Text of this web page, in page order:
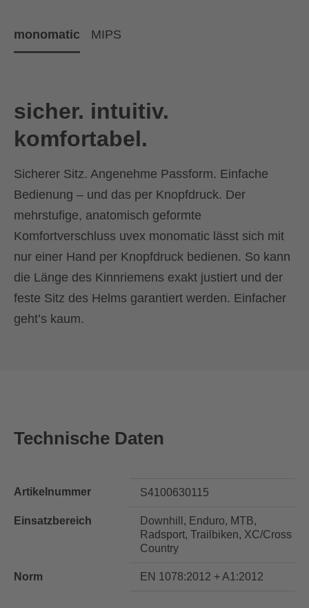
monomatic MIPS
sicher. intuitiv.
komfortabel.
Sicherer Sitz. Angenehme Passform. Einfache
Bedienung – und das per Knopfdruck. Der
mehrstufige, anatomisch geformte
Komfortverschluss uvex monomatic lässt sich mit
nur einer Hand per Knopfdruck bedienen. So kann
die Länge des Kinnriemens exakt justiert und der
feste Sitz des Helms garantiert werden. Einfacher
geht’s kaum.
Technische Daten
Artikelnummer S4100630115
Einsatzbereich
Downhill, Enduro, MTB,
Radsport, Trailbiken, XC/Cross
Country
Norm EN 1078:2012 + A1:2012